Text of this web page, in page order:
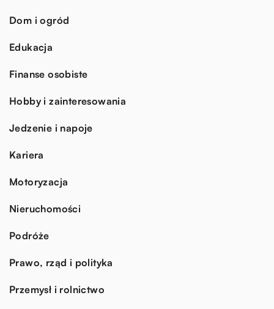
Dom i ogród
Edukacja
Finanse osobiste
Hobby i zainteresowania
Jedzenie i napoje
Kariera
Motoryzacja
Nieruchomości
Podróże
Prawo, rząd i polityka
Przemysł i rolnictwo